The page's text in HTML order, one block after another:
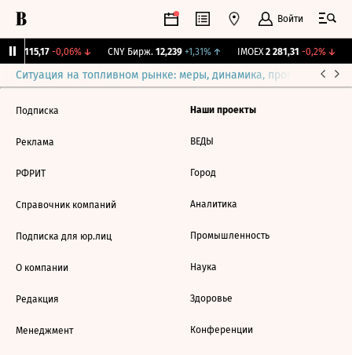
Войти
115,17 -0,06%↓ CNY Бирж. 12,239 +1,31%↑ IMOEX 2 281,31 -0,2%↓
Ситуация на топливном рынке: меры, динамика, прогнозы
Подписка
Реклама
РФРИТ
Справочник компаний
Подписка для юр.лиц
О компании
Редакция
Менеджмент
Наши проекты
ВЕДЫ
Город
Аналитика
Промышленность
Наука
Здоровье
Конференции